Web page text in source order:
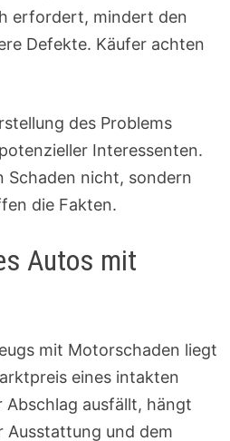
erfordert, mindert den
Defekte. Käufer achten
des Problems
Interessenten.
Schaden nicht, sondern
die Fakten.
Autos mit
mit Motorschaden liegt
eines intakten
Abschlag ausfällt, hängt
Ausstattung und dem